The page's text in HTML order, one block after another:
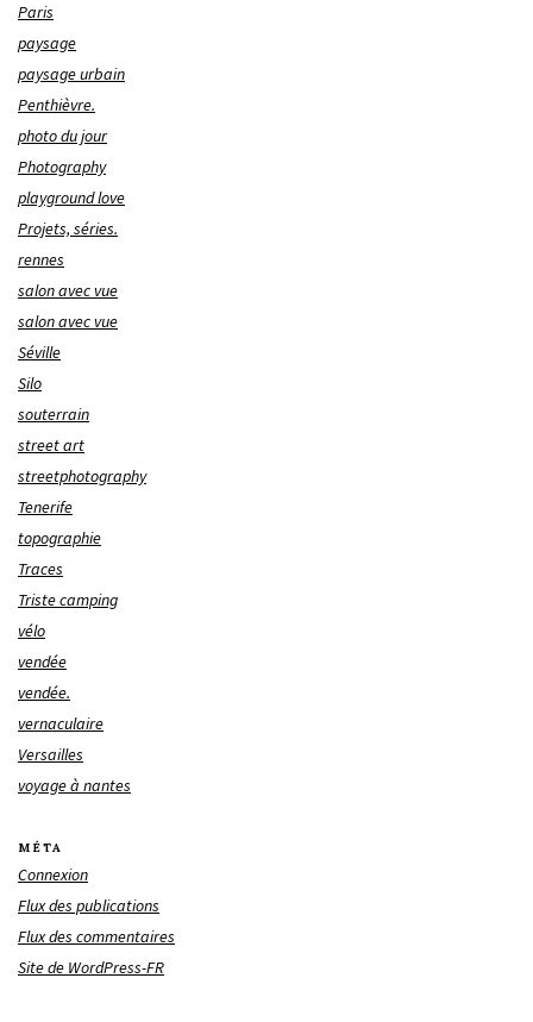
Paris
paysage
paysage urbain
Penthièvre.
photo du jour
Photography
playground love
Projets, séries.
rennes
salon avec vue
salon avec vue
Séville
Silo
souterrain
street art
streetphotography
Tenerife
topographie
Traces
Triste camping
vélo
vendée
vendée.
vernaculaire
Versailles
voyage à nantes
MÉTA
Connexion
Flux des publications
Flux des commentaires
Site de WordPress-FR